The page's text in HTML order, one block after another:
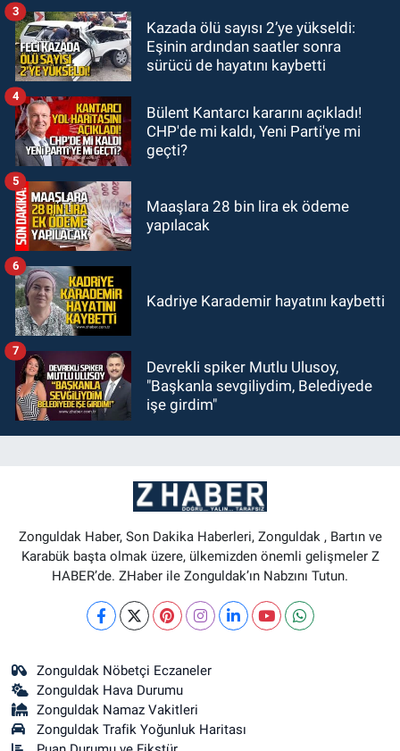
ULUSAL
10:14
3 bin 250 polis öğrencisi alacak.
Kazada ölü sayısı 2’ye yükseldi:
Eşinin ardından saatler sonra
sürücü de hayatını kaybetti
3
Bülent Kantarcı kararını açıkladı!
CHP'de mi kaldı, Yeni Parti'ye mi
geçti?
4
Maaşlara 28 bin lira ek ödeme
yapılacak
5
Kadriye Karademir hayatını kaybetti
6
Devrekli spiker Mutlu Ulusoy,
"Başkanla sevgiliydim, Belediyede
işe girdim"
7
Zonguldak Haber, Son Dakika Haberleri, Zonguldak , Bartın ve
Karabük başta olmak üzere, ülkemizden önemli gelişmeler Z
HABER’de. ZHaber ile Zonguldak’ın Nabzını Tutun.
Zonguldak Nöbetçi Eczaneler
Zonguldak Hava Durumu
Zonguldak Namaz Vakitleri
Zonguldak Trafik Yoğunluk Haritası